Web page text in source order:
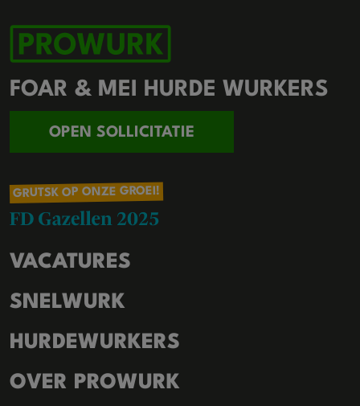
FOAR & MEI HURDE WURKERS
OPEN SOLLICITATIE
GRUTSK OP ONZE GROEI!
VACATURES
SNELWURK
HURDEWURKERS
OVER PROWURK